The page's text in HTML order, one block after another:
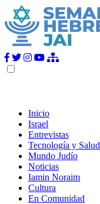
Inicio
Israel
Entrevistas
Tecnología y Salud
Mundo Judío
Noticias
Iamin Noraim
Cultura
En Comunidad